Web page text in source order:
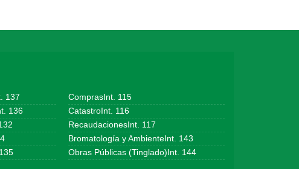
137
136
ComprasInt. 115
CatastroInt. 116
RecaudacionesInt. 117
Bromatología y AmbienteInt. 143
Obras Públicas (Tinglado)Int. 144